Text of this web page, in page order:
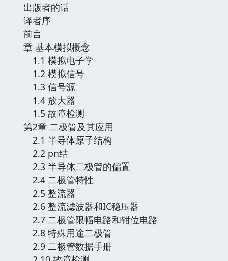
出版者的话
译者序
前言
章 基本模拟概念
1.1 模拟电子学
1.2 模拟信号
1.3 信号源
1.4 放大器
1.5 故障检测
第2章 二极管及其应用
2.1 半导体原子结构
2.2 pn结
2.3 半导体二极管的偏置
2.4 二极管特性
2.5 整流器
2.6 整流滤波器和IC稳压器
2.7 二极管限幅电路和钳位电路
2.8 特殊用途二极管
2.9 二极管数据手册